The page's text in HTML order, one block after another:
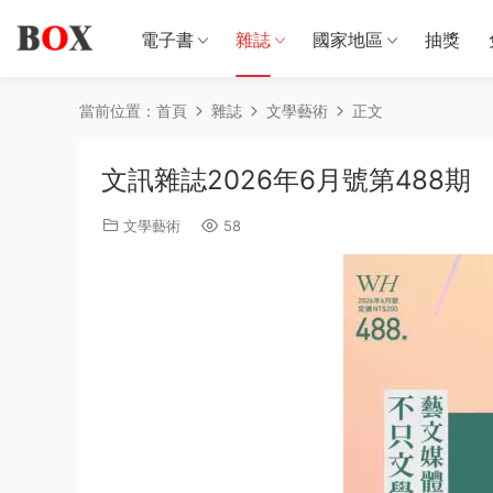
電子書 雜誌 國家地區 抽獎
當前位置： 首頁 雜誌 文學藝術 正文
文訊雜誌2026年6月號第488期
文學藝術 58